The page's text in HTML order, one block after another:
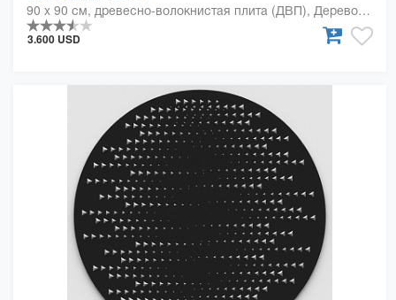
90 x 90 см, древесно-волокнистая плита (ДВП), Дерево, полиуретан
3.600 USD